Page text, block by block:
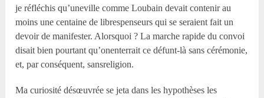
je réfléchis qu’uneville comme Loubain devait contenir au
moins une centaine de librespenseurs qui se seraient fait un
devoir de manifester. Alorsquoi ? La marche rapide du convoi
disait bien pourtant qu’onenterrait ce défunt-là sans cérémonie,
et, par conséquent, sansreligion.
Ma curiosité désœuvrée se jeta dans les hypothèses les